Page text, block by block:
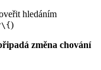
hledáním
)
změna chování